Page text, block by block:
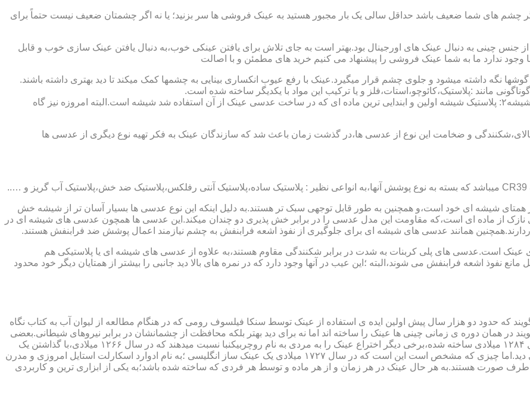
چشم های شما ضعیف باشد حداقل سالی یک بار مجبور هستید به عینک فروشی ها سر بزنید؛ یا نه اگر چشمتان ضعیف نیست حتماً برای
جنس چینی به دنبال عینک های اورجینال بود.بهتر است به جای تلاش برای یافتن عینکی خوب،به دنبال یافتن عینک سازی خوب و قابل
وجود ندارد ما به شما عینک فروشی را پیشنهاد می کنیم خرید های مطمئن و با اصالت
نگه داشته میشود و جلوی چشم قرار میگیرد.عینک با رفع عیوب انکساری بینایی به چشمها کمک میکند تا دید بهتری داشته باشند.
مانند :پلاستیک،کائوچو،استات،فلز و یا ترکیب این مواد با یکدیگر ساخته شده است.
عدسی یا لنز :جنس عدسی عینکها از دو دسته ی کلی ساخته شده :۱ : شیشه۲: پلاستیک شیشه اولین و ابندایی ترین ماده ای که در ساخت عدسی عینک از آن استفاده شد شیشه است.البته امروزه نیز گاه
و ضخامت این نوع از عدسی ها،در گذشت زمان باعث شد که سازندگان عینک به فکر تهیه نوع دیگری از عدسی ها
شیشه ای خود است،و همچنین به طور قابل توجهی سبک تر هستند.به دلیل اینکه این نوع عدسی ها بسیار آسان تر از شیشه خش
از ماده ای است،که مقاومت این مدل عدسی را در برابر خش پذیری دو چندان میکند.این عدسی ها همچون عدسی های شیشه ای در
همانند عدسی های شیشه ای برای جلوگیری از نفوذ اشعه فرابنفش به چشم نیازمند اعمال پوشش ضد فرابنفش هستند.
عینک است.عدسی های پلی کربنات به شدت در برابر شکنندگی مقاوم هستند،به علاوه از عدسی های شیشه ای یا پلاستیکی هم
نفوذ اشعه فرابنفش می شوند،البته ؛این عیب در آنها وجود دارد که در نمره های بالا دید جانبی را بیشتر از همتایان دیگر خود محدود
که حدود دو هزار سال پیش اولین ایده ی استفاده از عینک توسط سنکا فیلسوف رومی که در هنگام مطالعه از لیوان آب به کتاب نگاه
همان دوره ی زمانی چینی ها عینک را ساخته اند اما نه برای دید بهتر بلکه محافظت از چشمانشان در برابر نیروهای شیطانی.بعضی
دیگر عقیده دارند اولین عینک توسط سالوینو دارماتی اهل ایتالیا در سال ۱۲۸۴ میلادی ساخته شده،برخی دیگر اختراع عینک را به مردی به نام روچربیکنبا نسبت میدهند که در سال ۱۲۶۶ میلادی،با گذاشتن یک
گوی شیشه ای روی کتاب خطوط و کلمات را درشت تر و واضح تر می دید.اما چیزی که مشخص است این است که در سال ۱۷۲۷ میلادی یک عینک ساز انگلیسی ؛به نام ادوارد اسکارلت استایل امروزی و مدرن
طرف صورت هستند.به هر حال عینک در هر زمان و از هر ماده و توسط هر فردی که ساخته شده باشد؛به یکی از ابزاری ترین و کاربردی